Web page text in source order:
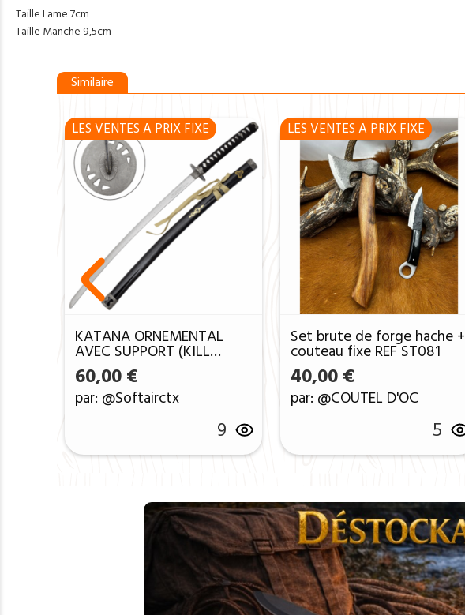
Taille Lame 7cm
Taille Manche 9,5cm
Similaire
LES VENTES A PRIX FIXE
KATANA ORNEMENTAL
AVEC SUPPORT (KILL
BILL3)
60,00 €
par: @Softairctx
9
LES VENTES A PRIX FIXE
Set brute de forge hache +
couteau fixe REF ST081
40,00 €
par: @COUTEL D'OC
5